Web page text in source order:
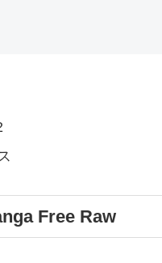
Free Raw